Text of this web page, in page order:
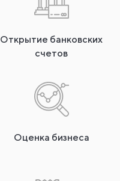
Открытие банковских
счетов
Оценка бизнеса